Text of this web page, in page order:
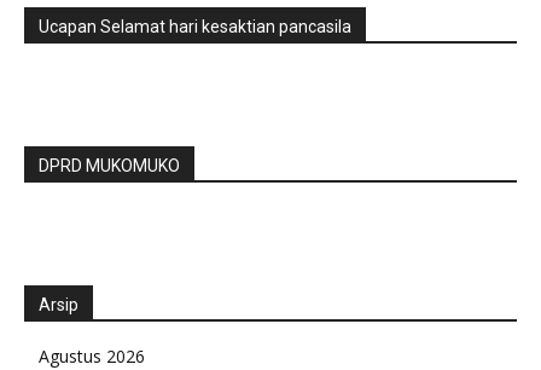
Ucapan Selamat hari kesaktian pancasila
DPRD MUKOMUKO
Arsip
Agustus 2026